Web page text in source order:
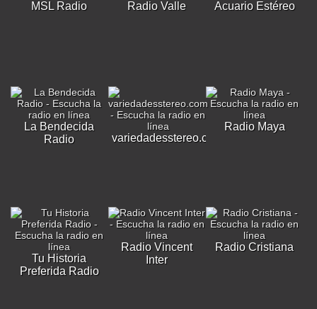
MSL Radio Radio Valle Acuario Estéreo
La Bendecida
Radio
variedadesstereo.com
Radio Maya
Tu Historia
Preferida Radio
Radio Vincent
Inter
Radio Cristiana